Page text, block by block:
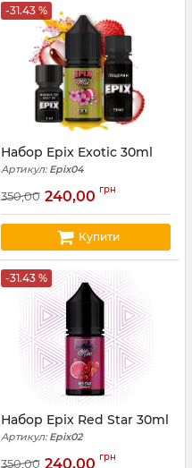
-31.43 %
Набор Epix Exotic 30ml
Артикул:Epix04
350,00 240,00 грн
Купити
-31.43 %
Набор Epix Red Star 30ml
Артикул:Epix02
350,00 240,00 грн